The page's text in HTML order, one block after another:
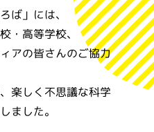
ば」には、
・高等学校、
アの皆さんのご協力
楽しく不思議な科学
ました。